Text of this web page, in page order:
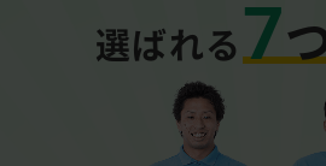
選ばれる7